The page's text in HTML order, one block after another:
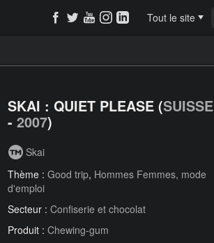
Tout le site
SKAI : QUIET PLEASE (SUISSE
- 2007)
Skai
Thème : Good trip, Hommes Femmes, mode
d'emploi
Secteur : Confiserie et chocolat
Produit : Chewing-gum